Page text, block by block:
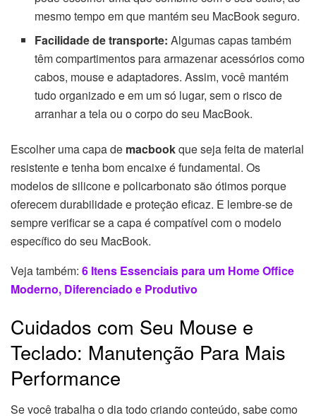
mesmo tempo em que mantém seu MacBook seguro.
Facilidade de transporte: Algumas capas também
têm compartimentos para armazenar acessórios como
cabos, mouse e adaptadores. Assim, você mantém
tudo organizado e em um só lugar, sem o risco de
arranhar a tela ou o corpo do seu MacBook.
Escolher uma capa de macbookque seja feita de material
resistente e tenha bom encaixe é fundamental. Os
modelos de silicone e policarbonato são ótimos porque
oferecem durabilidade e proteção eficaz. E lembre-se de
sempre verificar se a capa é compatível com o modelo
específico do seu MacBook.
Veja também: 6 Itens Essenciais para um Home Office
Moderno, Diferenciado e Produtivo
Cuidados com Seu Mouse e
Teclado: Manutenção Para Mais
Performance
Se você trabalha o dia todo criando conteúdo, sabe como